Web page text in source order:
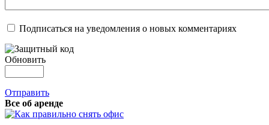
Подписаться на уведомления о новых комментариях
Обновить
Отправить
Все об аренде